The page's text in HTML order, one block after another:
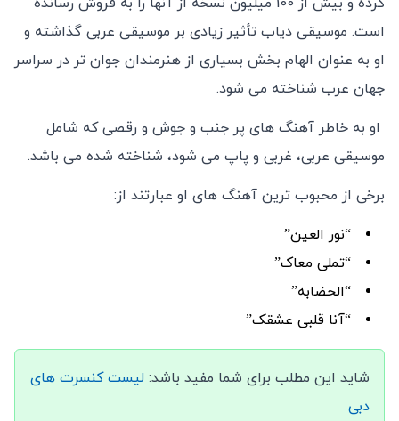
کرده و بیش از 100 میلیون نسخه از آنها را به فروش رسانده
است. موسیقی دیاب تأثیر زیادی بر موسیقی عربی گذاشته و
او به عنوان الهام بخش بسیاری از هنرمندان جوان تر در سراسر
جهان عرب شناخته می شود.
او به خاطر آهنگ های پر جنب و جوش و رقصی که شامل
موسیقی عربی، غربی و پاپ می شود، شناخته شده می باشد.
برخی از محبوب ترین آهنگ های او عبارتند از:
“نور العین”
“تملی معاک”
“الحضابه”
“آنا قلبی عشقک”
شاید این مطلب برای شما مفید باشد: لیست کنسرت های
دبی